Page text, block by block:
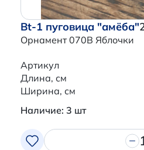
Bt-1 пуговица "амёба"
Орнамент 070B Яблочки
Артикул
Длина, см
Ширина, см
Наличие: 3 шт